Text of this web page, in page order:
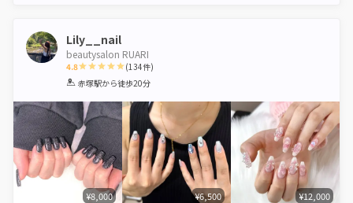
Lily__nail
beautysalon RUARI
4.8
1 2 3 4 5
(134件)
赤塚駅から徒歩20分
¥8,000 ¥6,500 ¥12,000